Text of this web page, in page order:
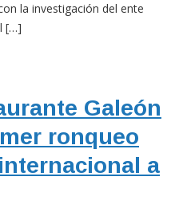
la investigación del ente
[…]
Galeón
ronqueo
a